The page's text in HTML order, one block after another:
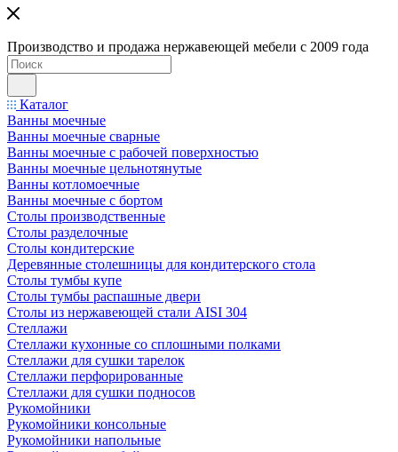
Производство и продажа нержавеющей мебели с 2009 года
Каталог
Ванны моечные
Ванны моечные сварные
Ванны моечные с рабочей поверхностью
Ванны моечные цельнотянутые
Ванны котломоечные
Ванны моечные с бортом
Столы производственные
Столы разделочные
Столы кондитерские
Деревянные столешницы для кондитерского стола
Столы тумбы купе
Столы тумбы распашные двери
Столы из нержавеющей стали AISI 304
Стеллажи
Стеллажи кухонные со сплошными полками
Стеллажи для сушки тарелок
Стеллажи перфорированные
Стеллажи для сушки подносов
Рукомойники
Рукомойники консольные
Рукомойники напольные